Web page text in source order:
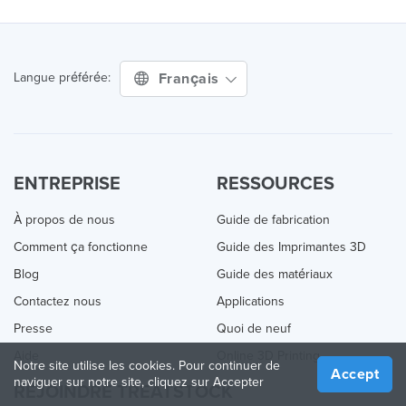
Langue préférée: Français
ENTREPRISE
À propos de nous
Comment ça fonctionne
Blog
Contactez nous
Presse
RESSOURCES
Guide de fabrication
Guide des Imprimantes 3D
Guide des matériaux
Applications
Quoi de neuf
Online 3D Printing
REJOINDRE TREATSTOCK
Notre site utilise les cookies. Pour continuer de
naviguer sur notre site, cliquez sur Accepter
Accept